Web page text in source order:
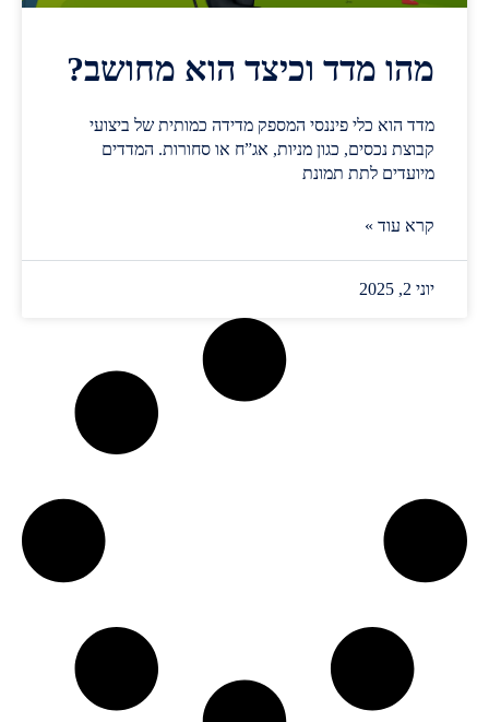
מהו מדד וכיצד הוא מחושב?
מדד הוא כלי פיננסי המספק מדידה כמותית של ביצועי
קבוצת נכסים, כגון מניות, אג”ח או סחורות. המדדים
מיועדים לתת תמונת
קרא עוד »
יוני 2, 2025